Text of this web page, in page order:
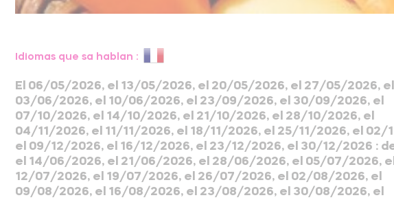
Idiomas que sa hablan :
El 06/05/2026, el 13/05/2026, el 20/05/2026, el 27/05/2026, el
03/06/2026, el 10/06/2026, el 23/09/2026, el 30/09/2026, el
07/10/2026, el 14/10/2026, el 21/10/2026, el 28/10/2026, el
04/11/2026, el 11/11/2026, el 18/11/2026, el 25/11/2026, el 02/
el 09/12/2026, el 16/12/2026, el 23/12/2026, el 30/12/2026 : de
el 14/06/2026, el 21/06/2026, el 28/06/2026, el 05/07/2026, el
12/07/2026, el 19/07/2026, el 26/07/2026, el 02/08/2026, el
09/08/2026, el 16/08/2026, el 23/08/2026, el 30/08/2026, el